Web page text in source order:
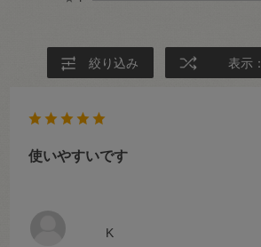
絞り込み 表示
K
使いやすいです